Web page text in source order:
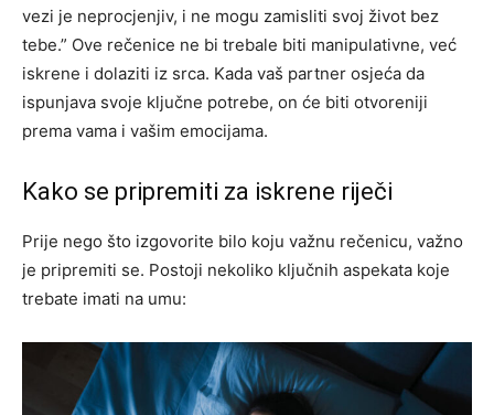
vezi je neprocjenjiv, i ne mogu zamisliti svoj život bez
tebe.” Ove rečenice ne bi trebale biti manipulativne, već
iskrene i dolaziti iz srca. Kada vaš partner osjeća da
ispunjava svoje ključne potrebe, on će biti otvoreniji
prema vama i vašim emocijama.
Kako se pripremiti za iskrene riječi
Prije nego što izgovorite bilo koju važnu rečenicu, važno
je pripremiti se. Postoji nekoliko ključnih aspekata koje
trebate imati na umu: